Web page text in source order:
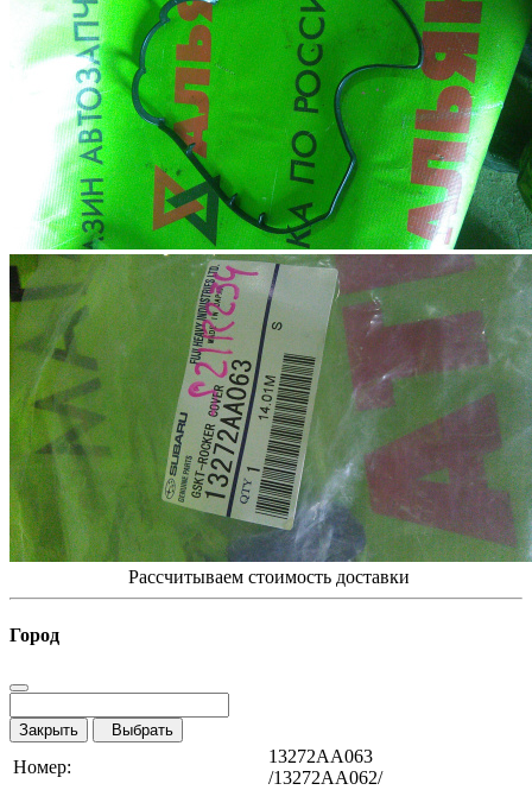
Рассчитываем стоимость доставки
Город
Закрыть Выбрать
Номер:
13272AA063
/13272AA062/